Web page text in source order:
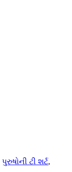
પુરુષોની ટી શર્ટ,